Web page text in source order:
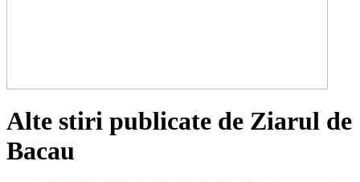
Alte stiri publicate de Ziarul de
Bacau